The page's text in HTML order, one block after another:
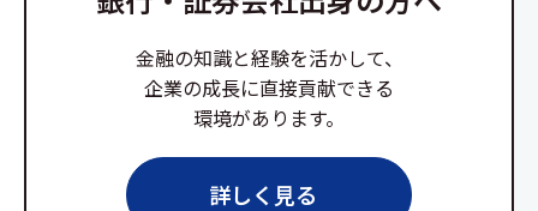
金融の知識と経験を活かして、
企業の成長に直接貢献できる
環境があります。
詳しく見る